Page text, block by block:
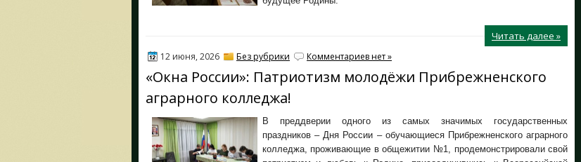
Читать далее »
12 июня, 2026 Без рубрики Комментариев нет »
«Окна России»: Патриотизм молодёжи Прибрежненского
аграрного колледжа!
В преддверии одного из самых значимых государственных
праздников – Дня России – обучающиеся Прибрежненского аграрного
колледжа, проживающие в общежитии №1, продемонстрировали свой